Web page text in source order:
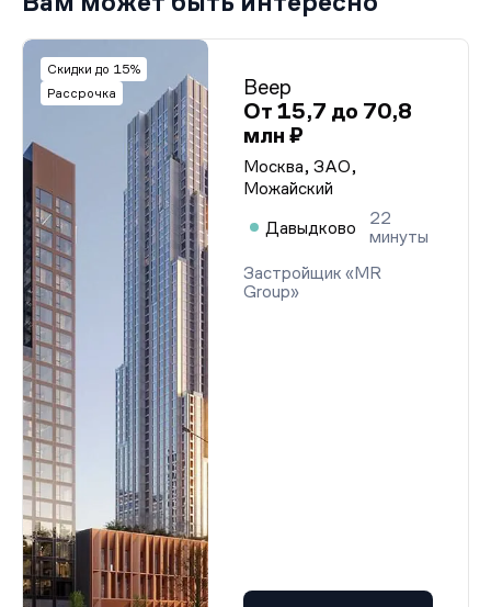
Скидки до 15%
Рассрочка
Веер
От 15,7 до 70,8
млн ₽
Москва, ЗАО,
Можайский
Давыдково
22
минуты
Застройщик «MR
Group»